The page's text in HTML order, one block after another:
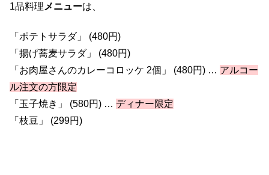
1品料理 メニューは、
「ポテトサラダ」 (480円)
「揚げ蕎麦サラダ」 (480円)
「お肉屋さんのカレーコロッケ 2個」 (480円) … アルコー
ル注文の方限定
「玉子焼き」 (580円) … ディナー限定
「枝豆」 (299円)